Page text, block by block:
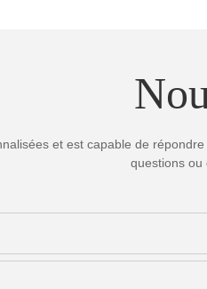
et est capable de
questions ou